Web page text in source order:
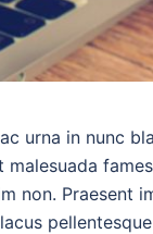
urna in nunc
non. Praesent